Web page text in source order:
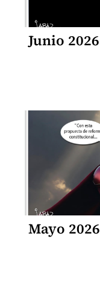
Junio 2026
Mayo 2026